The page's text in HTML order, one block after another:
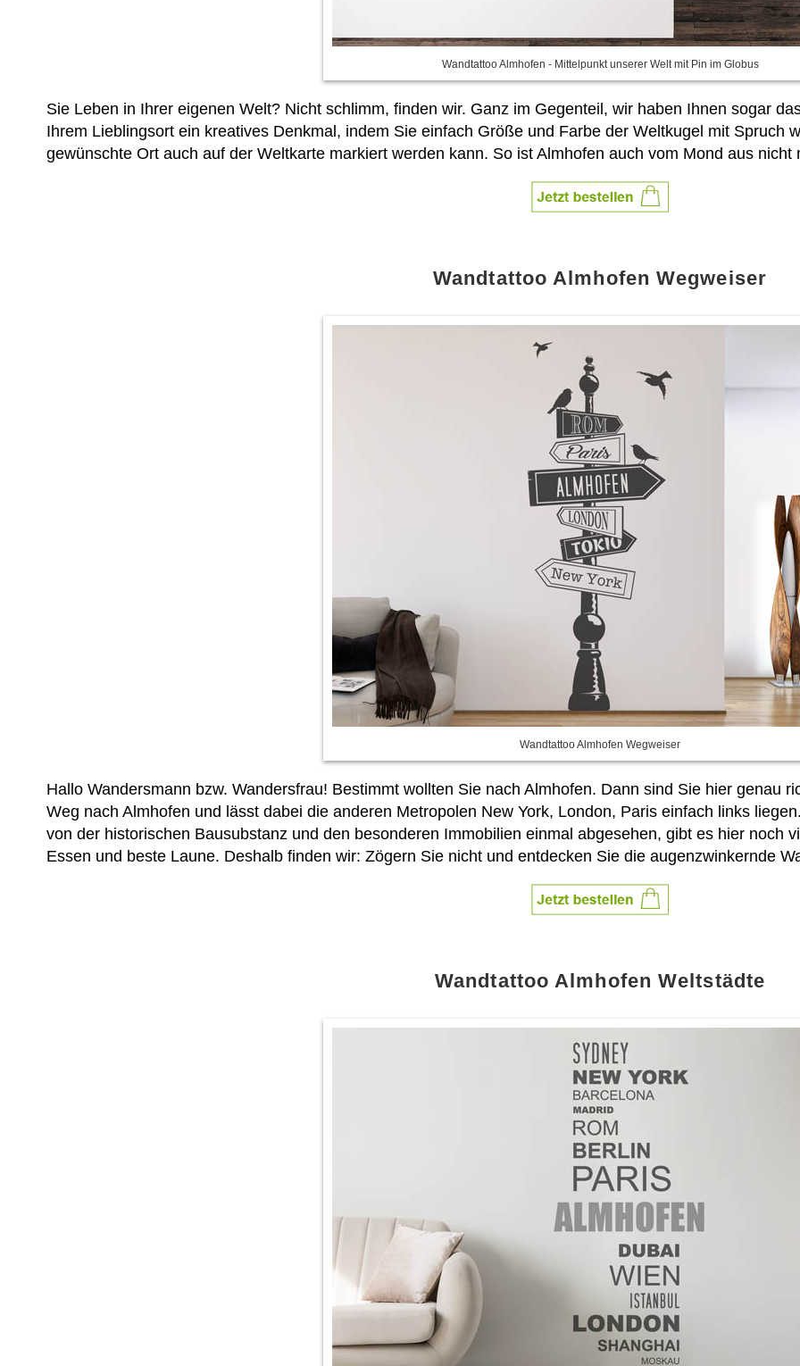
Wandtattoo Almhofen - Mittelpunkt unserer Welt mit Pin im Globus
Sie Leben in Ihrer eigenen Welt? Nicht schlimm, finden wir. Ganz im Gegenteil, wir haben Ihnen sogar
Ihrem Lieblingsort ein kreatives Denkmal, indem Sie einfach Größe und Farbe der Weltkugel mit Spruch
gewünschte Ort auch auf der Weltkarte markiert werden kann. So ist Almhofen auch vom Mond aus nicht
Wandtattoo Almhofen Wegweiser
Wandtattoo Almhofen Wegweiser
Hallo Wandersmann bzw. Wandersfrau! Bestimmt wollten Sie nach Almhofen. Dann sind Sie hier genau
Weg nach Almhofen und lässt dabei die anderen Metropolen New York, London, Paris einfach links
von der historischen Bausubstanz und den besonderen Immobilien einmal abgesehen, gibt es hier noch
Essen und beste Laune. Deshalb finden wir: Zögern Sie nicht und entdecken Sie die augenzwinkernde
Wandtattoo Almhofen Weltstädte